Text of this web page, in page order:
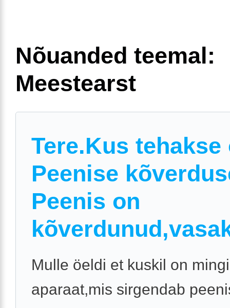
Nõuanded teemal:
Meestearst
Tere.Kus tehakse
Peenise
Peenis on
Mulle öeldi et kuskil on mingi
aparaat,mis sirgendab